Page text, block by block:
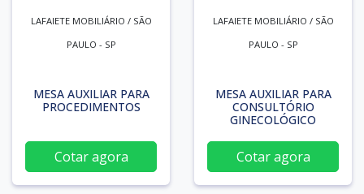
LAFAIETE MOBILIÁRIO / SÃO
PAULO - SP
MESA AUXILIAR PARA
PROCEDIMENTOS
Cotar agora
LAFAIETE MOBILIÁRIO / SÃO
PAULO - SP
MESA AUXILIAR PARA
CONSULTÓRIO
GINECOLÓGICO
Cotar agora